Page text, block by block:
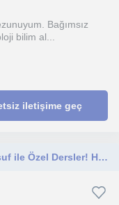
Bağımsız
bilim al...
iletişime geç
Kastamonu'da İngilizce Öğretmeni Yusuf ile Özel Dersler! Hemen Başvurun!